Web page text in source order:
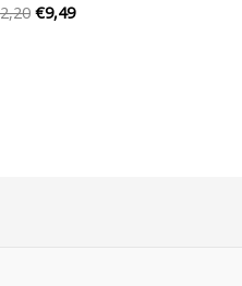
€9,49